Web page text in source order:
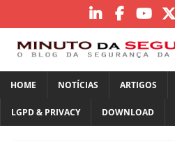
HOME NOTÍCIAS ARTIGOS
LGPD & PRIVACY DOWNLOAD